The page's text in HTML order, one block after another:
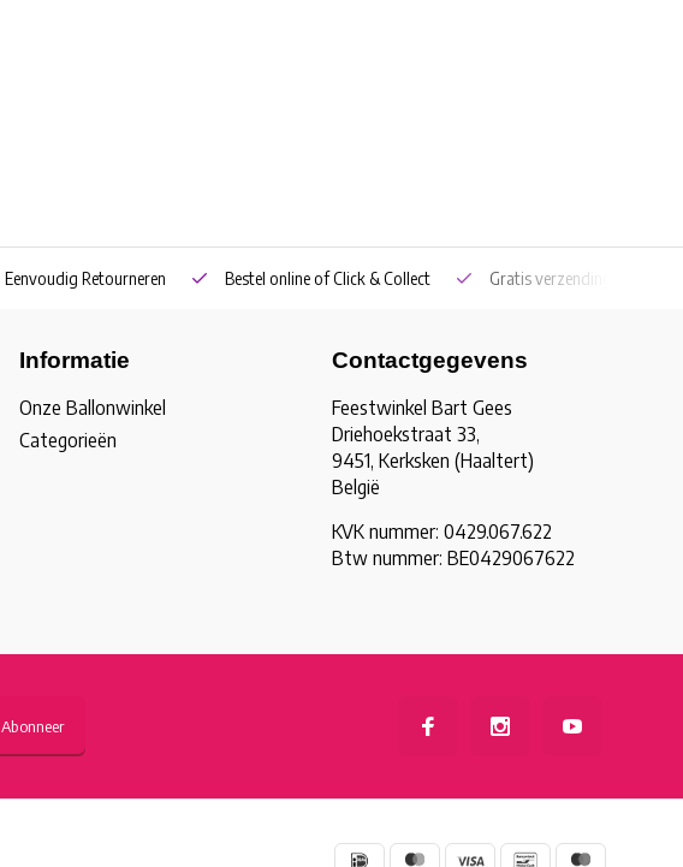
Eenvoudig Retourneren Bestel online of Click & Collect Gratis verzending vanaf
Informatie
Onze Ballonwinkel
Categorieën
Contactgegevens
Feestwinkel Bart Gees
Driehoekstraat 33,
9451, Kerksken (Haaltert)
België
KVK nummer: 0429.067.622
Btw nummer: BE0429067622
Abonneer